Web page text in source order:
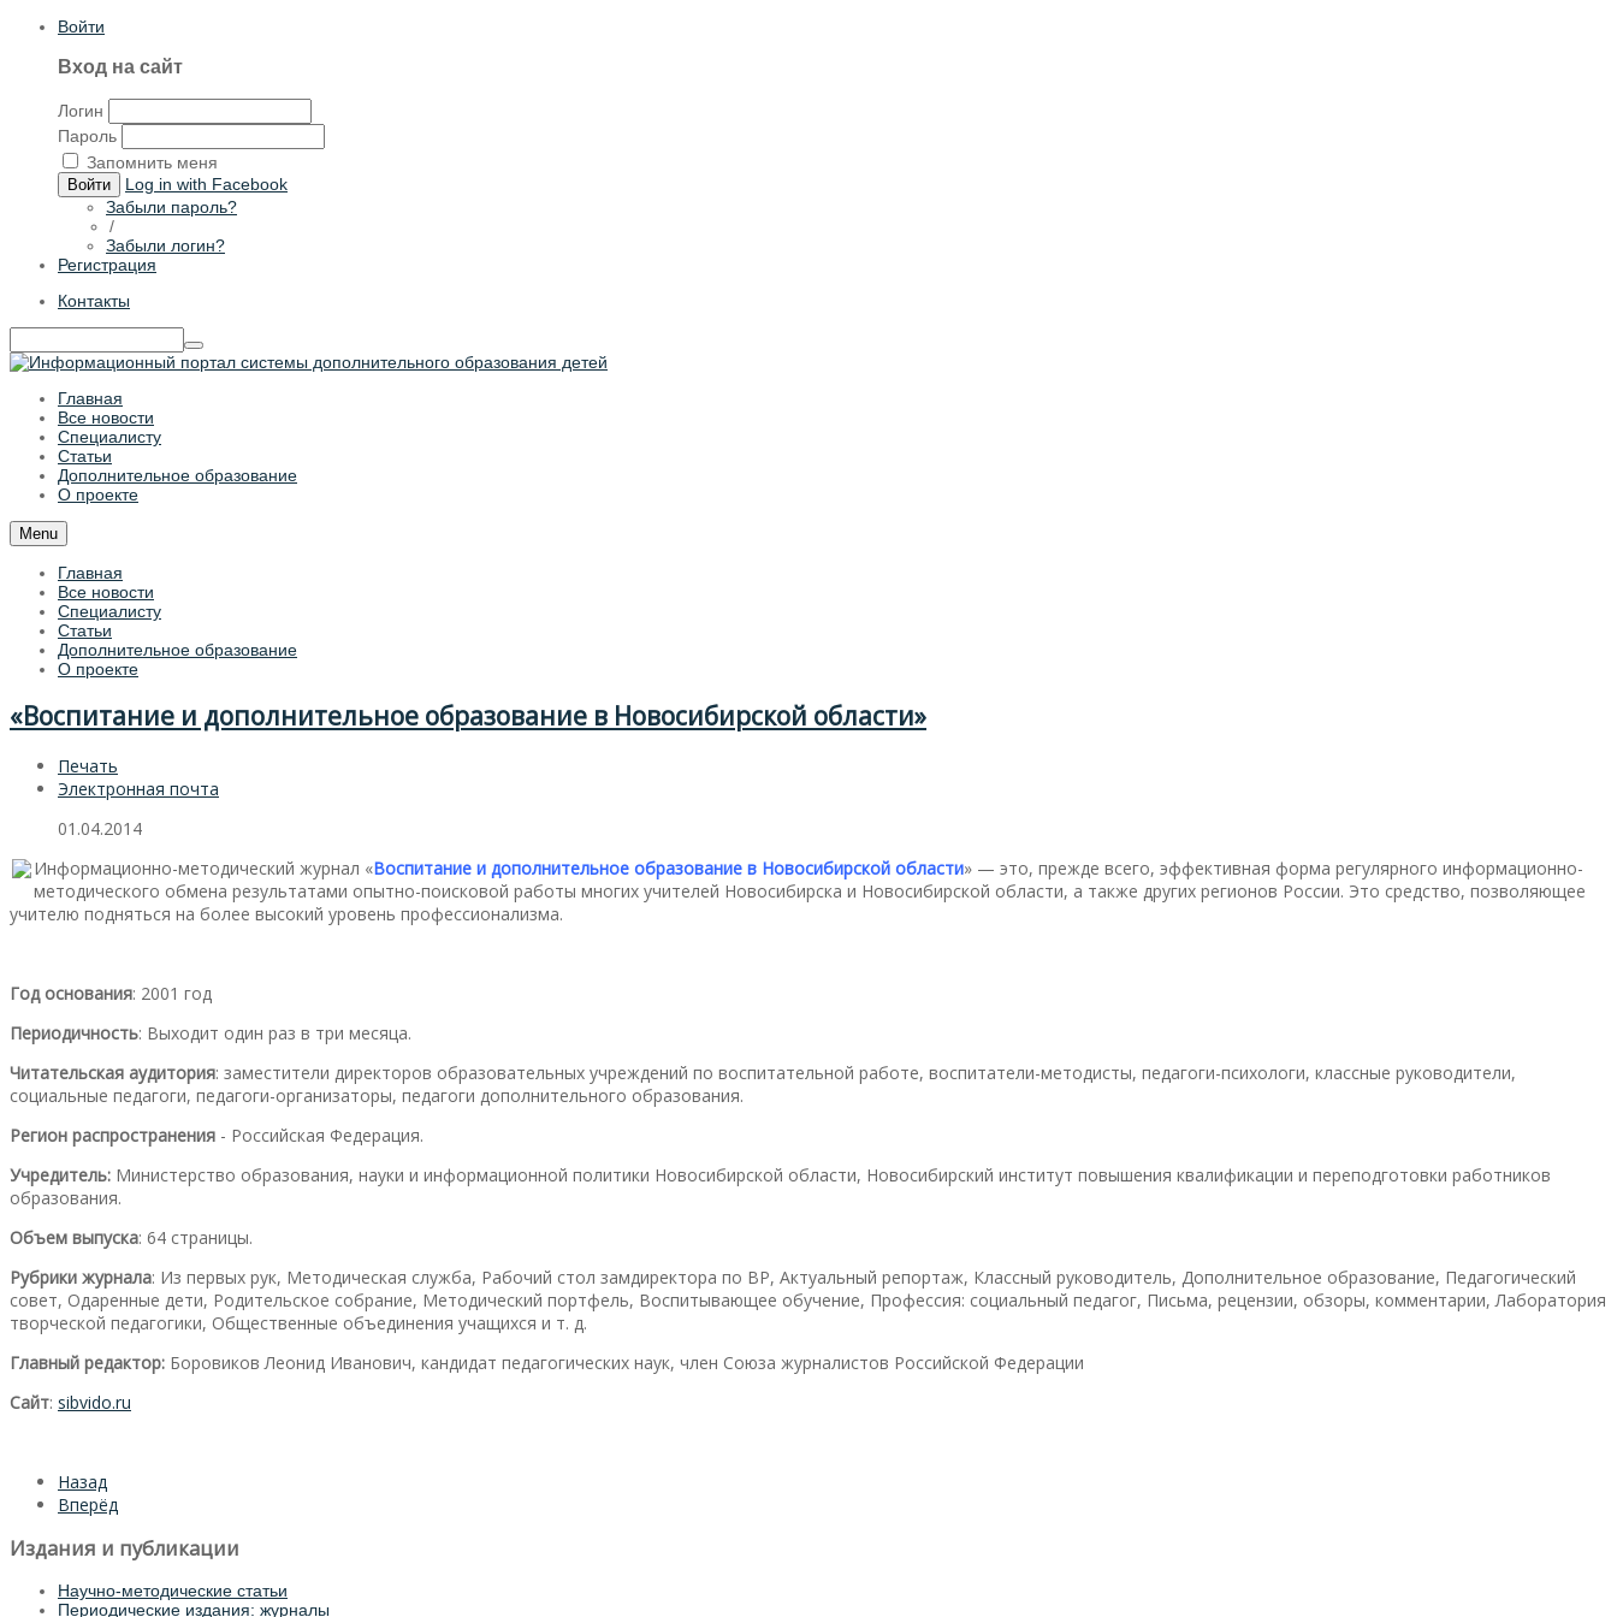
Войти
Вход на сайт
Логин
Пароль
Запомнить меня
Войти
Log in with Facebook
Забыли пароль?
/
Забыли логин?
Регистрация
Контакты
Главная
Все новости
Специалисту
Статьи
Дополнительное образование
О проекте
Menu
Главная
Все новости
Специалисту
Статьи
Дополнительное образование
О проекте
«Воспитание и дополнительное образование в Новосибирской области»
Печать
Электронная почта
01.04.2014
Информационно-методический журнал «Воспитание и дополнительное образование в Новосибирской области» — это, прежде всего, эффективная форма регулярного информационно-
методического обмена результатами опытно-поисковой работы многих учителей Новосибирска и Новосибирской области, а также других регионов России. Это средство, позволяющее
учителю подняться на более высокий уровень профессионализма.
Год основания: 2001 год
Периодичность: Выходит один раз в три месяца.
Читательская аудитория: заместители директоров образовательных учреждений по воспитательной работе, воспитатели-методисты, педагоги-психологи, классные руководители,
социальные педагоги, педагоги-организаторы, педагоги дополнительного образования.
Регион распространения - Российская Федерация.
Учредитель: Министерство образования, науки и информационной политики Новосибирской области, Новосибирский институт повышения квалификации и переподготовки работников
образования.
Объем выпуска: 64 страницы.
Рубрики журнала: Из первых рук, Методическая служба, Рабочий стол замдиректора по ВР, Актуальный репортаж, Классный руководитель, Дополнительное образование, Педагогический
совет, Одаренные дети, Родительское собрание, Методический портфель, Воспитывающее обучение, Профессия: социальный педагог, Письма, рецензии, обзоры, комментарии, Лаборатория
творческой педагогики, Общественные объединения учащихся и т. д.
Главный редактор: Боровиков Леонид Иванович, кандидат педагогических наук, член Союза журналистов Российской Федерации
Сайт: sibvido.ru
Назад
Вперёд
Издания и публикации
Научно-методические статьи
Периодические издания: журналы